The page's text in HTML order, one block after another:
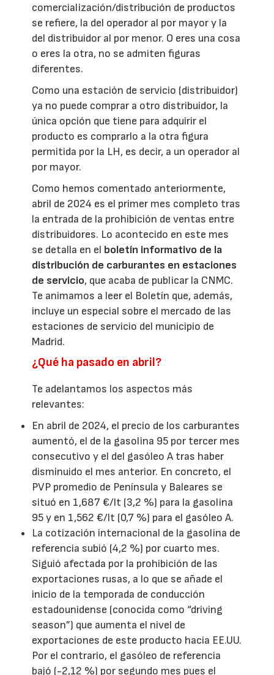
comercialización/distribución de productos
se refiere, la del operador al por mayor y la
del distribuidor al por menor. O eres una cosa
o eres la otra, no se admiten figuras
diferentes.
Como una estación de servicio (distribuidor)
ya no puede comprar a otro distribuidor, la
única opción que tiene para adquirir el
producto es comprarlo a la otra figura
permitida por la LH, es decir, a un operador al
por mayor.
Como hemos comentado anteriormente,
abril de 2024 es el primer mes completo tras
la entrada de la prohibición de ventas entre
distribuidores. Lo acontecido en este mes
se detalla en el boletín informativo de la
distribución de carburantes en estaciones
de servicio, que acaba de publicar la CNMC.
Te animamos a leer el Boletín que, además,
incluye un especial sobre el mercado de las
estaciones de servicio del municipio de
Madrid.
¿Qué ha pasado en abril?
Te adelantamos los aspectos más
relevantes:
En abril de 2024, el precio de los carburantes
aumentó, el de la gasolina 95 por tercer mes
consecutivo y el del gasóleo A tras haber
disminuido el mes anterior. En concreto, el
PVP promedio de Península y Baleares se
situó en 1,687 €/lt (3,2 %) para la gasolina
95 y en 1,562 €/lt (0,7 %) para el gasóleo A.
La cotización internacional de la gasolina de
referencia subió (4,2 %) por cuarto mes.
Siguió afectada por la prohibición de las
exportaciones rusas, a lo que se añade el
inicio de la temporada de conducción
estadounidense (conocida como “driving
season”) que aumenta el nivel de
exportaciones de este producto hacia EE.UU.
Por el contrario, el gasóleo de referencia
bajó (-2,12 %) por segundo mes pues el